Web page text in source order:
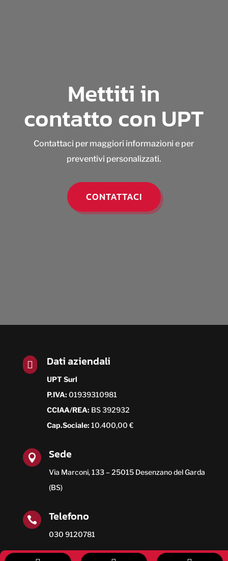
Mettiti in
contatto con UPT
Contattaci per maggiori informazioni e per
preventivi personalizzati.
CONTATTACI
 Dati aziendali
UPT Surl
P.IVA: 01939310981
CCIAA/REA: BS 392932
Cap.Sociale: 10.400,00 €
 Sede
Via Marconi, 133 – 25015 Desenzano del Garda
(BS)
 Telefono
030 9120781